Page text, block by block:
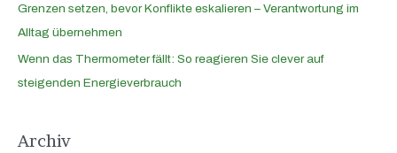
Grenzen setzen, bevor Konflikte eskalieren – Verantwortung im
Alltag übernehmen
Wenn das Thermometer fällt: So reagieren Sie clever auf
steigenden Energieverbrauch
Archiv